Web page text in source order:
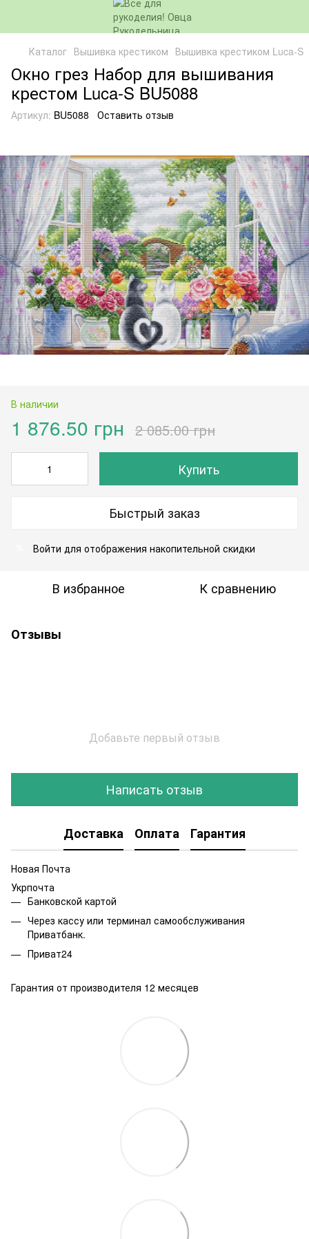
Каталог Вышивка крестиком Вышивка крестиком Luca-S
Окно грез Набор для вышивания
крестом Luca-S BU5088
Артикул: BU5088 Оставить отзыв
В наличии
1 876.50 грн 2 085.00 грн
Купить
Быстрый заказ
Войти для отображения накопительной скидки
В избранное К сравнению
Отзывы
Добавьте первый отзыв
Написать отзыв
Доставка Оплата Гарантия
Новая Почта
Укрпочта
Банковской картой
Через кассу или терминал самообслуживания
Приватбанк.
Приват24
Гарантия от производителя 12 месяцев